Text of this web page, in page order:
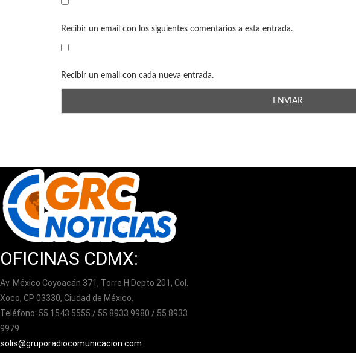
Recibir un email con los siguientes comentarios a esta entrada.
Recibir un email con cada nueva entrada.
OFICINAS CDMX:
Av. México Coyoacán 371, Torre H Depto 201, Col.
Xoco, CP 03330, Ciudad de México.
Teléfono: 55 1543 5555 / 55 8933 9980 / 55 8933
9979
solis@gruporadiocomunicacion.com